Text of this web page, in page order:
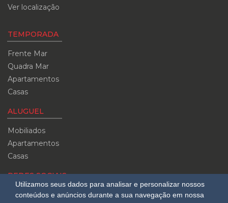
Utilizamos seus dados para analisar e personalizar nossos
conteúdos e anúncios durante a sua navegação em nossa
Ver localização
TEMPORADA
Frente Mar
Quadra Mar
Apartamentos
Casas
ALUGUEL
Mobiliados
Apartamentos
Casas
REDES SOCIAIS
Siga-nos no